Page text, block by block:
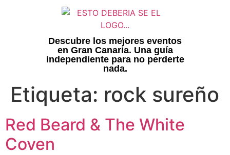
Descubre los mejores eventos
en Gran Canaria. Una guía
independiente para no perderte
nada.
Etiqueta: rock sureño
Red Beard & The White
Coven